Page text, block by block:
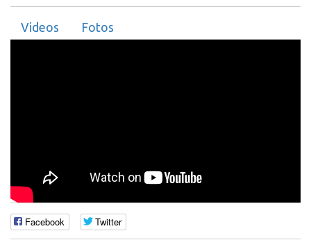
Videos Fotos
Facebook Twitter